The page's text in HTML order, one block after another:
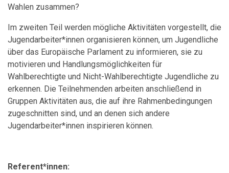
Wahlen zusammen?
Im zweiten Teil werden mögliche Aktivitäten vorgestellt, die
Jugendarbeiter*innen organisieren können, um Jugendliche
über das Europäische Parlament zu informieren, sie zu
motivieren und Handlungsmöglichkeiten für
Wahlberechtigte und Nicht-Wahlberechtigte Jugendliche zu
erkennen. Die Teilnehmenden arbeiten anschließend in
Gruppen Aktivitäten aus, die auf ihre Rahmenbedingungen
zugeschnitten sind, und an denen sich andere
Jugendarbeiter*innen inspirieren können.
Referent*innen: